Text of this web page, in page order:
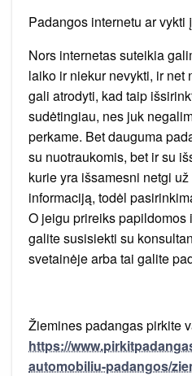
Padangos internetu ar vykti
Nors internetas suteikia
laiko ir niekur nevykti, ir net
gali atrodyti, kad taip
sudėtingiau, nes juk
perkame. Bet dauguma
su nuotraukomis, bet ir su
kurie yra išsamesni netgi
informaciją, todėl
O jeigu prireiks papildomos
galite susisiekti su
svetainėje arba tai galite
Žiemines padangas pirkite
https://
automobiliu-padangos/